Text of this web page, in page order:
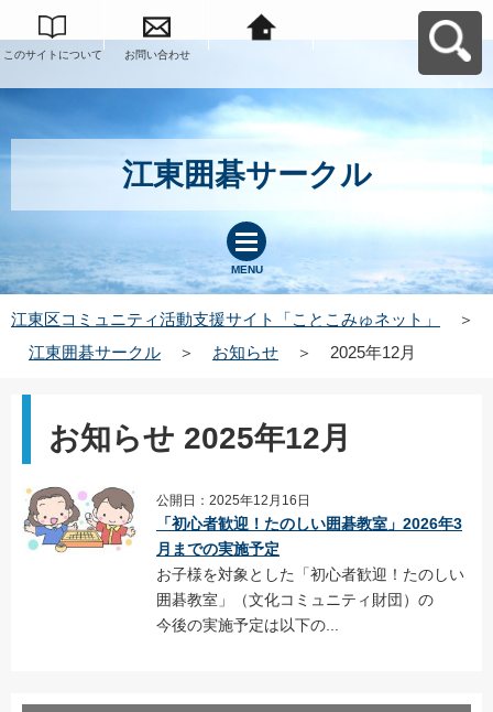
このサイトについて お問い合わせ
江東囲碁サークル
MENU
江東区コミュニティ活動支援サイト「ことこみゅネット」
＞
江東囲碁サークル
＞ お知らせ ＞ 2025年12月
お知らせ 2025年12月
公開日：2025年12月16日
「初心者歓迎！たのしい囲碁教室」2026年3
月までの実施予定
お子様を対象とした「初心者歓迎！たのしい
囲碁教室」（文化コミュニティ財団）の
今後の実施予定は以下の...